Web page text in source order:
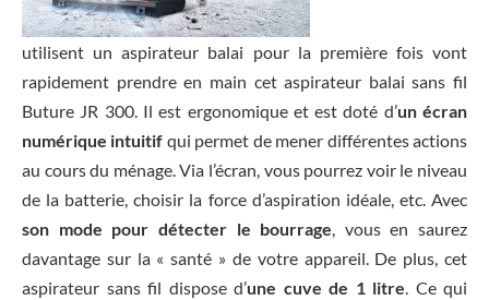
utilisent un aspirateur balai pour la première fois vont
rapidement prendre en main cet aspirateur balai sans fil
Buture JR 300. Il est ergonomique et est doté d’un écran
numérique intuitif qui permet de mener différentes actions
au cours du ménage. Via l’écran, vous pourrez voir le niveau
de la batterie, choisir la force d’aspiration idéale, etc. Avec
son mode pour détecter le bourrage, vous en saurez
davantage sur la « santé » de votre appareil. De plus, cet
aspirateur sans fil dispose d’une cuve de 1 litre. Ce qui